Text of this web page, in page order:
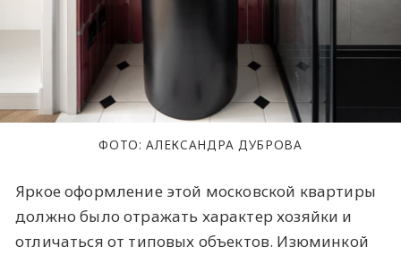
ФОТО: АЛЕКСАНДРА ДУБРОВА
Яркое оформление этой московской квартиры
должно было отражать характер хозяйки и
отличаться от типовых объектов. Изюминкой